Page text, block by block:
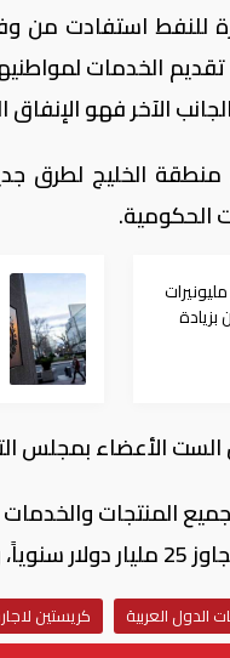
للنفط استفادت من
تقديم الخدمات
الآخر فهو الإنفاق
الخليج لطرق
الحكومية.
بزيادة
المنتجات
آند يونغ".
الدول العربية كريستين